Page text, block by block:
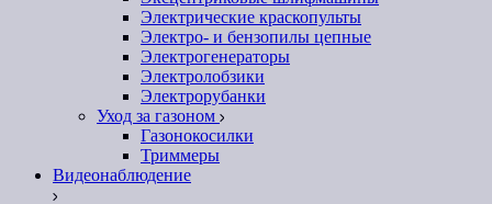
Электрические краскопульты
Электро- и бензопилы цепные
Электрогенераторы
Электролобзики
Электрорубанки
Уход за газоном
Газонокосилки
Триммеры
Видеонаблюдение